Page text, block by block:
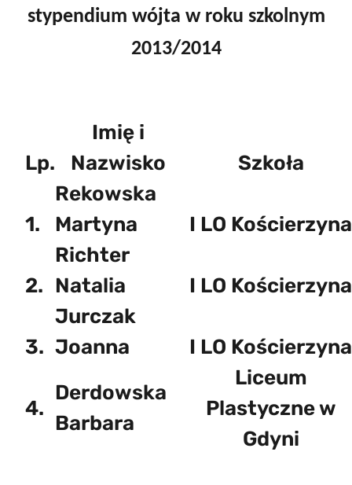
stypendium wójta w roku szkolnym
2013/2014
Lp.
Imię i
Nazwisko
Szkoła
1.
Rekowska
Martyna
I LO Kościerzyna
2.
Richter
Natalia
I LO Kościerzyna
3.
Jurczak
Joanna
I LO Kościerzyna
4.
Derdowska
Barbara
Liceum
Plastyczne w
Gdyni